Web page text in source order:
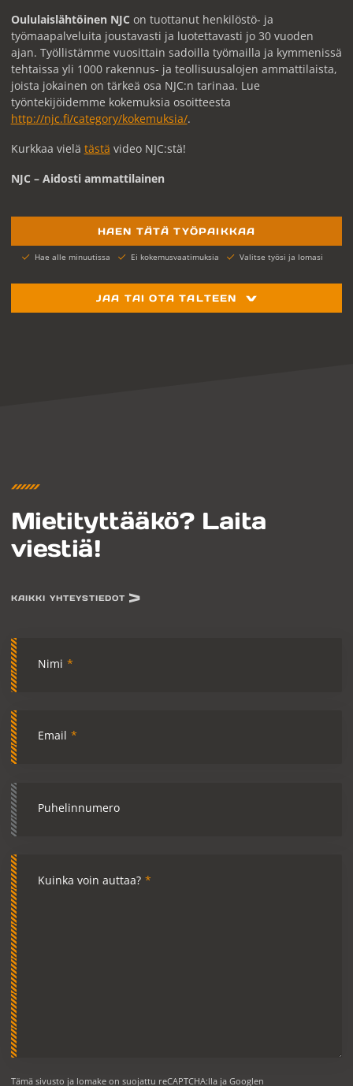
Oululaislähtöinen NJC on tuottanut henkilöstö- ja
työmaapalveluita joustavasti ja luotettavasti jo 30 vuoden
ajan. Työllistämme vuosittain sadoilla työmailla ja kymmenissä
tehtaissa yli 1000 rakennus- ja teollisuusalojen ammattilaista,
joista jokainen on tärkeä osa NJC:n tarinaa. Lue
työntekijöidemme kokemuksia osoitteesta
http://njc.fi/category/kokemuksia/.
Kurkkaa vielä tästä video NJC:stä!
NJC – Aidosti ammattilainen
HAEN TÄTÄ TYÖPAIKKAA
Hae alle minuutissa Ei kokemusvaatimuksia Valitse työsi ja lomasi
JAA TAI OTA TALTEEN
Mietityttääkö? Laita
viestiä!
KAIKKI YHTEYSTIEDOT
Nimi *
Email *
Puhelinnumero
Kuinka voin auttaa? *
Tämä sivusto ja lomake on suojattu reCAPTCHA:lla ja Googlen